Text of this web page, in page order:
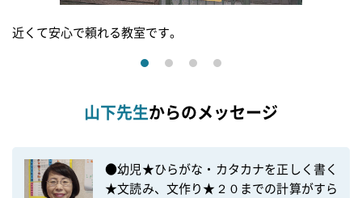
近くて安心で頼れる教室です。
山下先生からのメッセージ
●幼児★ひらがな・カタカナを正しく書く
★文読み、文作り★２０までの計算がすら